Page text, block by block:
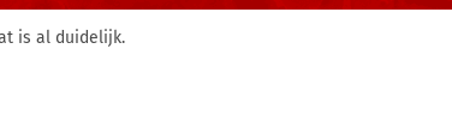
is al duidelijk.